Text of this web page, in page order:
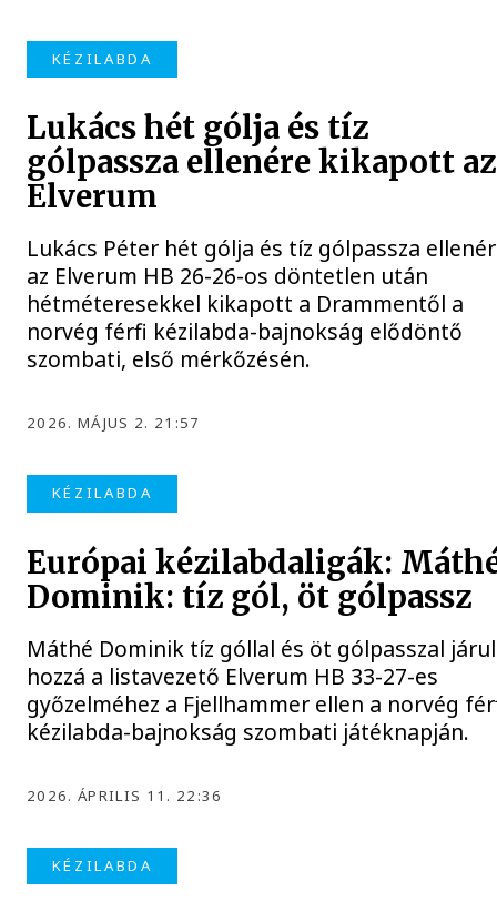
KÉZILABDA
Lukács hét gólja és tíz
gólpassza ellenére kikapott az
Elverum
Lukács Péter hét gólja és tíz gólpassza
az Elverum HB 26-26-os döntetlen után
hétméteresekkel kikapott a Drammentől a
norvég férfi kézilabda-bajnokság elődöntő
szombati, első mérkőzésén.
2026. MÁJUS 2. 21:57
KÉZILABDA
Európai kézilabdaligák:
Dominik: tíz gól, öt gólpassz
Máthé Dominik tíz góllal és öt gólpasszal
hozzá a listavezető Elverum HB 33-27-es
győzelméhez a Fjellhammer ellen a norvég
kézilabda-bajnokság szombati játéknapján.
2026. ÁPRILIS 11. 22:36
KÉZILABDA